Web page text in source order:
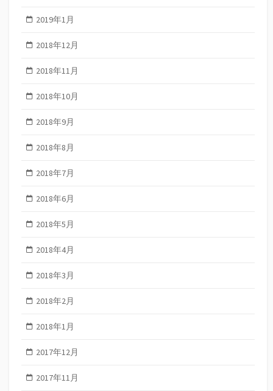
2019年1月
2018年12月
2018年11月
2018年10月
2018年9月
2018年8月
2018年7月
2018年6月
2018年5月
2018年4月
2018年3月
2018年2月
2018年1月
2017年12月
2017年11月